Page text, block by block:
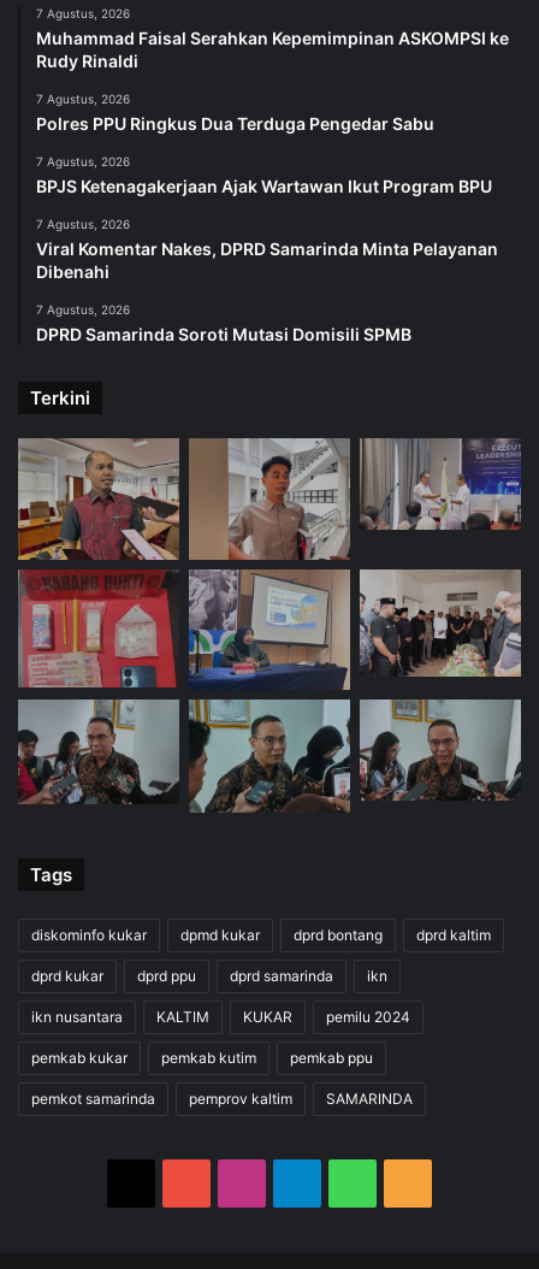
7 Agustus, 2026
Muhammad Faisal Serahkan Kepemimpinan ASKOMPSI ke
Rudy Rinaldi
7 Agustus, 2026
Polres PPU Ringkus Dua Terduga Pengedar Sabu
7 Agustus, 2026
BPJS Ketenagakerjaan Ajak Wartawan Ikut Program BPU
7 Agustus, 2026
Viral Komentar Nakes, DPRD Samarinda Minta Pelayanan
Dibenahi
7 Agustus, 2026
DPRD Samarinda Soroti Mutasi Domisili SPMB
Terkini
Tags
diskominfo kukar dpmd kukar dprd bontang dprd kaltim
dprd kukar dprd ppu dprd samarinda ikn
ikn nusantara KALTIM KUKAR pemilu 2024
pemkab kukar pemkab kutim pemkab ppu
pemkot samarinda pemprov kaltim SAMARINDA